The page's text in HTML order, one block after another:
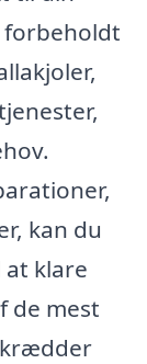
forbeholdt
kan du
klare
de mest